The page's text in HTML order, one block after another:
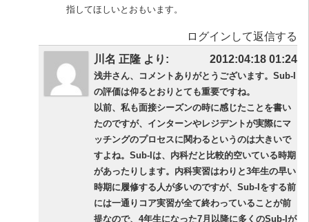
指してほしいとおもいます。
ログインして返信する
川名 正隆 より:
2012:04:18 01:24
浅井さん、コメントありがとうございます。Sub-I
の評価は仰るとおりとても重要ですね。
以前、私も面接シーズンの時に感じたことを書い
たのですが、インターンやレジデントが実際にマ
ッチングのプロセスに関わるというのは大きいで
すよね。Sub-Iは、内科だと比較的空いている時期
があったりします。内科実習はわりと3年生の早い
時期に履修する人が多いのですが、Sub-Iをする前
には一通りコア実習が全て終わっていることが前
提なので、4年生になった7月以降に多くのSub-Iが